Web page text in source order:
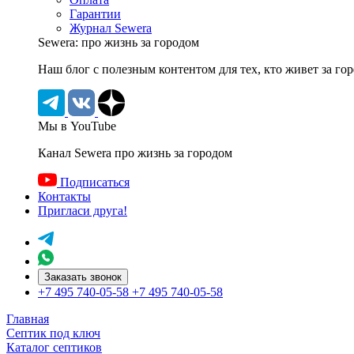
Гарантии
Журнал Sewera
Sewera: про жизнь за городом
Наш блог c полезным контентом для тех, кто живет за
Мы в YouTube
Канал Sewera про жизнь за городом
Подписаться
Контакты
Пригласи друга!
Заказать звонок
+7 495 740-05-58 +7 495 740-05-58
Главная
Септик под ключ
Каталог септиков